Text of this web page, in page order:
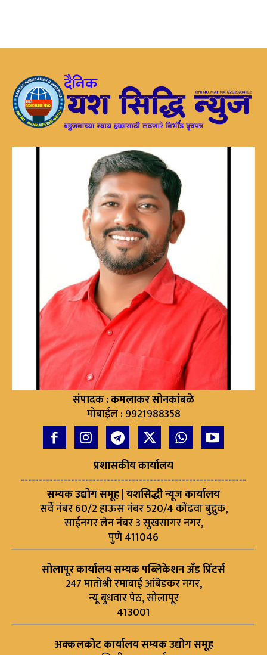
संपादक : कमलाकर सोनकांबळे
मोबाईल : 9921988358
प्रशासकीय कार्यालय
---------------------------------------------------------------
सम्यक उद्योग समूह | यशसिद्धी न्यूज कार्यालय
सर्वे नंबर 60/2 हाऊस नंबर 520/4 कोंढवा बुद्रुक,
साईनगर लेन नंबर 3 सुखसागर नगर,
पुणे 411046
सोलापूर कार्यालय सम्यक पब्लिकेशन अँड प्रिंटर्स
247 मातोश्री रमाबाई आंबेडकर नगर,
न्यू बुधवार पेठ, सोलापूर
413001
अक्कलकोट कार्यालय सम्यक उद्योग समूह